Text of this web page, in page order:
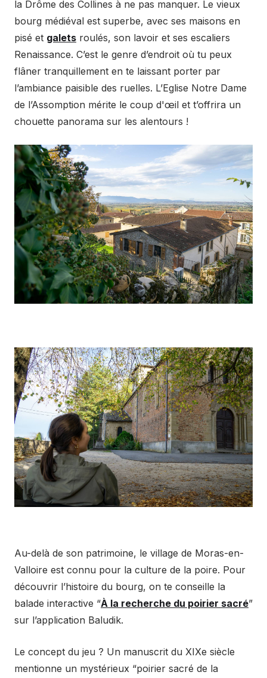
la Drôme des Collines à ne pas manquer. Le vieux
bourg médiéval est superbe, avec ses maisons en
pisé et galets roulés, son lavoir et ses escaliers
Renaissance. C’est le genre d’endroit où tu peux
flâner tranquillement en te laissant porter par
l’ambiance paisible des ruelles. L’Eglise Notre Dame
de l’Assomption mérite le coup d'œil et t’offrira un
chouette panorama sur les alentours !
Au-delà de son patrimoine, le village de Moras-en-
Valloire est connu pour la culture de la poire. Pour
découvrir l’histoire du bourg, on te conseille la
balade interactive “À la recherche du poirier sacré”
sur l’application Baludik.
Le concept du jeu ? Un manuscrit du XIXe siècle
mentionne un mystérieux “poirier sacré de la